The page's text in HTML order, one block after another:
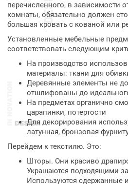
перечисленного, в зависимости
комнаты, обязательно должен
большая кровать с кованой или
Установленные мебельные
соответствовать следующим
На производство
материалы: ткани для
Деревянные элементы не
отшлифованы до
На предметах органично
царапинки, потертости
Для декорирования
латунная, бронзовая
Перейдем к текстилю. Это:
Шторы. Они красиво
Украшаются подходящими
Используются сдержанные